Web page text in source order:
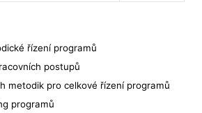
řízení programů
postupů
metodik pro celkové řízení programů
programů